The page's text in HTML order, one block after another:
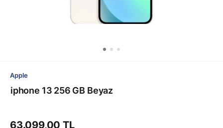
Apple
iphone 13 256 GB Beyaz
63.099,00 TL